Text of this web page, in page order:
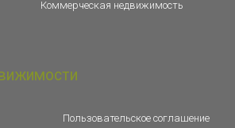
Коммерческая недвижимость
Пользовательское соглашение